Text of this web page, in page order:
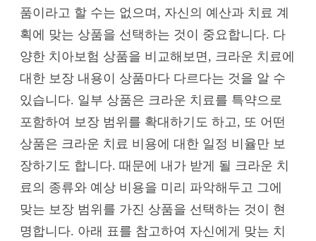
품이라고 할 수는 없으며, 자신의 예산과 치료 계
획에 맞는 상품을 선택하는 것이 중요합니다. 다
양한 치아보험 상품을 비교해보면, 크라운 치료에
대한 보장 내용이 상품마다 다르다는 것을 알 수
있습니다. 일부 상품은 크라운 치료를 특약으로
포함하여 보장 범위를 확대하기도 하고, 또 어떤
상품은 크라운 치료 비용에 대한 일정 비율만 보
장하기도 합니다. 때문에 내가 받게 될 크라운 치
료의 종류와 예상 비용을 미리 파악해두고 그에
맞는 보장 범위를 가진 상품을 선택하는 것이 현
명합니다. 아래 표를 참고하여 자신에게 맞는 치